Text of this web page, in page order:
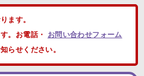
ます。
。お電話・ お問い合わせフォーム
らせください。